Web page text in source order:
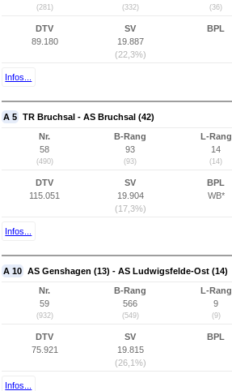
(281) (332) (36)
DTV
89.180
SV
19.887
(22,3%)
BPL
Infos...
A 5 TR Bruchsal - AS Bruchsal (42)
Nr.
58
(490)
B-Rang
93
(93)
L-Rang
14
(14)
DTV
115.051
SV
19.904
(17,3%)
BPL
WB*
Infos...
A 10 AS Genshagen (13) - AS Ludwigsfelde-Ost (14)
Nr.
59
(932)
B-Rang
566
(549)
L-Rang
9
(9)
DTV
75.921
SV
19.815
(26,1%)
BPL
Infos...